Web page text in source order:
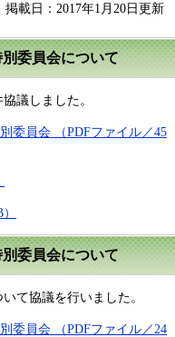
掲載日：2017年1月20日更新
委員会について
議しました。
委員会 （PDFファイル／45
委員会について
て協議を行いました。
委員会 （PDFファイル／24